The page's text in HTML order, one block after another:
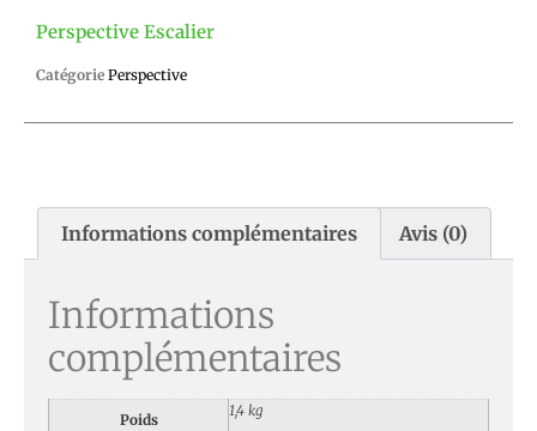
Perspective Escalier
Catégorie Perspective
Informations complémentaires Avis (0)
Informations
complémentaires
Poids
1,4 kg